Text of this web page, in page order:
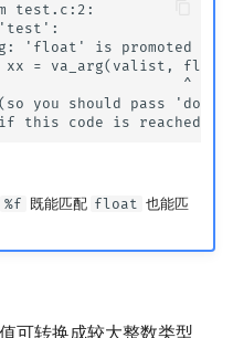
test.c:2:
'test':
'float' is promoted to
= va_arg(valist,
^
you should pass
%f 既能匹配 float 也能匹
可转换成较大整数类型